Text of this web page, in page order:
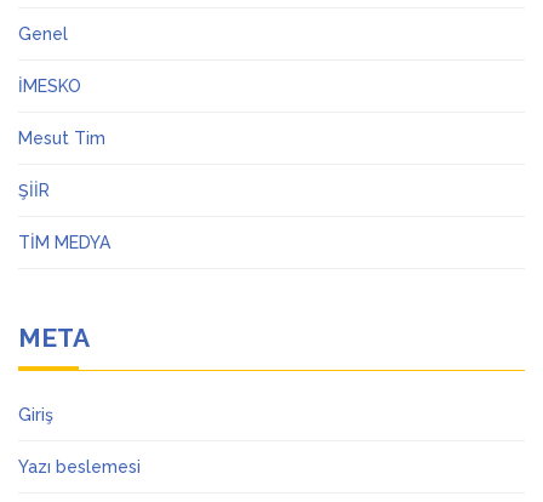
Genel
İMESKO
Mesut Tim
ŞİİR
TİM MEDYA
META
Giriş
Yazı beslemesi